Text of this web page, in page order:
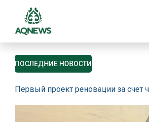
ПОСЛЕДНИЕ НОВОСТИ
Первый проект реновации за